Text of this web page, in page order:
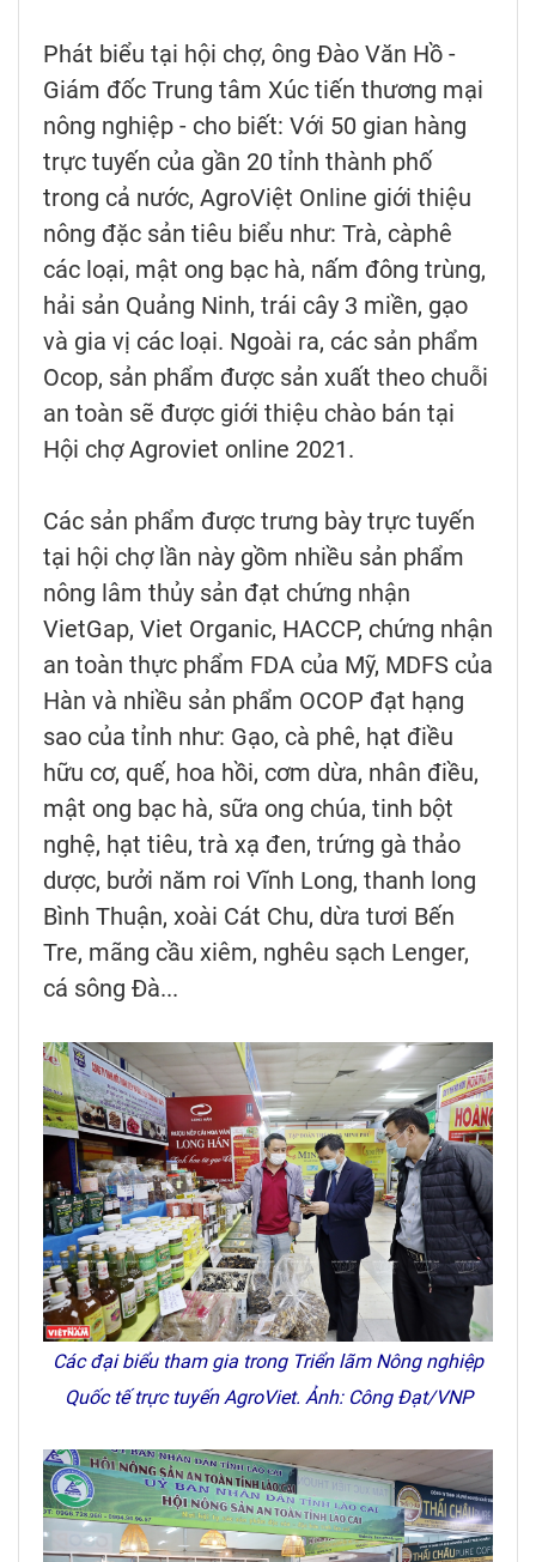
Phát biểu tại hội chợ, ông Đào Văn Hồ -
Giám đốc Trung tâm Xúc tiến thương mại
nông nghiệp - cho biết: Với 50 gian hàng
trực tuyến của gần 20 tỉnh thành phố
trong cả nước, AgroViệt Online giới thiệu
nông đặc sản tiêu biểu như: Trà, càphê
các loại, mật ong bạc hà, nấm đông trùng,
hải sản Quảng Ninh, trái cây 3 miền, gạo
và gia vị các loại. Ngoài ra, các sản phẩm
Ocop, sản phẩm được sản xuất theo chuỗi
an toàn sẽ được giới thiệu chào bán tại
Hội chợ Agroviet online 2021.
Các sản phẩm được trưng bày trực tuyến
tại hội chợ lần này gồm nhiều sản phẩm
nông lâm thủy sản đạt chứng nhận
VietGap, Viet Organic, HACCP, chứng nhận
an toàn thực phẩm FDA của Mỹ, MDFS của
Hàn và nhiều sản phẩm OCOP đạt hạng
sao của tỉnh như: Gạo, cà phê, hạt điều
hữu cơ, quế, hoa hồi, cơm dừa, nhân điều,
mật ong bạc hà, sữa ong chúa, tinh bột
nghệ, hạt tiêu, trà xạ đen, trứng gà thảo
dược, bưởi năm roi Vĩnh Long, thanh long
Bình Thuận, xoài Cát Chu, dừa tươi Bến
Tre, mãng cầu xiêm, nghêu sạch Lenger,
cá sông Đà...
Các đại biểu tham gia trong Triển lãm Nông nghiệp
Quốc tế trực tuyến AgroViet. Ảnh: Công Đạt/VNP